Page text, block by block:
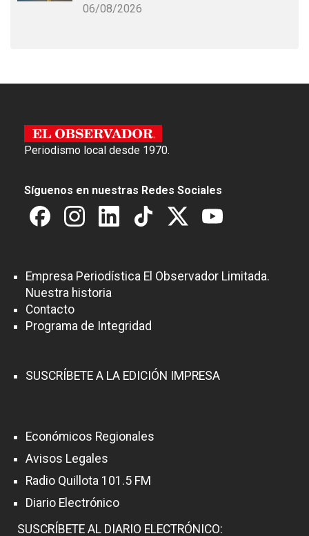
06/08/2026
Periodismo local desde 1970.
Síguenos en nuestras Redes Sociales
Empresa Periodística El Observador Limitada.
Nuestra historia
Contacto
Programa de Integridad
SUSCRÍBETE A LA EDICIÓN IMPRESA
Económicos Regionales
Avisos Legales
Radio Quillota 101.5 FM
Diario Electrónico
SUSCRÍBETE AL DIARIO ELECTRÓNICO: